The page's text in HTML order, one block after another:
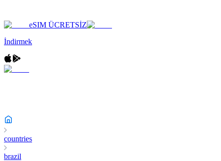
eSIM ÜCRETSİZ
İndirmek
countries
brazil